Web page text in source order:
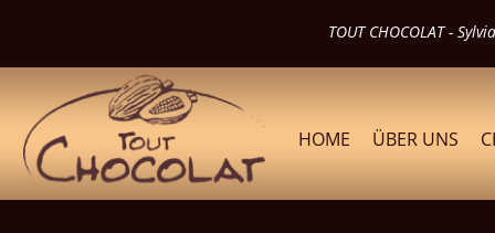
TOUT CHOCOLAT -
HOME ÜBER UNS